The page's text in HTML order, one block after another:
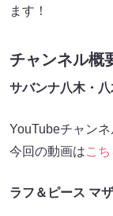
ます！
チャンネル概
サバンナ八木・
YouTubeチャンネ
今回の動画はこち
ラフ＆ピース マ